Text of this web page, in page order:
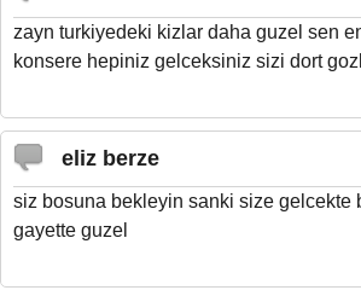
zayn turkiyedeki kizlar daha guzel sen
konsere hepiniz gelceksiniz sizi dort
eliz berze
siz bosuna bekleyin sanki size
gayette guzel